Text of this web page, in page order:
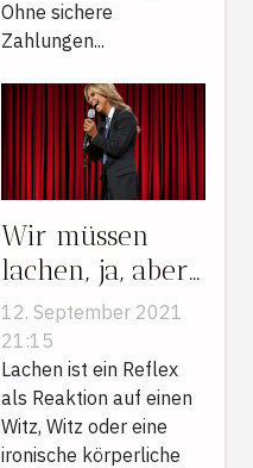
Ohne sichere
Zahlungen...
Wir müssen
lachen, ja, aber
warum ?
12. September 2021
21:15
Lachen ist ein Reflex
als Reaktion auf einen
Witz, Witz oder eine
ironische körperliche